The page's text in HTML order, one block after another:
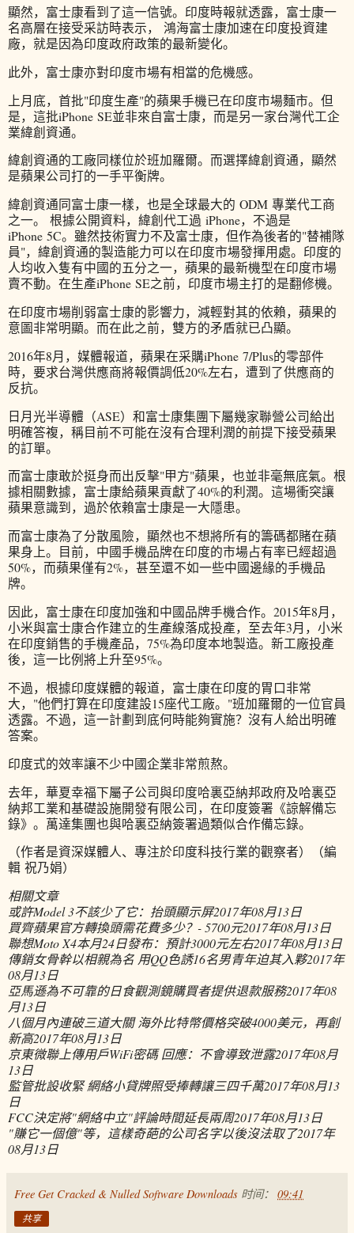
顯然，富士康看到了這一信號。印度時報就透露，富士康一
名高層在接受采訪時表示， 鴻海富士康加速在印度投資建
廠，就是因為印度政府政策的最新變化。
此外，富士康亦對印度市場有相當的危機感。
上月底，首批"印度生產"的蘋果手機已在印度市場麵市。但
是，這批iPhone SE並非來自富士康，而是另一家台灣代工企
業緯創資通。
緯創資通的工廠同樣位於班加羅爾。而選擇緯創資通，顯然
是蘋果公司打的一手平衡牌。
緯創資通同富士康一樣，也是全球最大的 ODM 專業代工商
之一。 根據公開資料，緯創代工過 iPhone，不過是
iPhone 5C。雖然技術實力不及富士康，但作為後者的"替補隊
員"，緯創資通的製造能力可以在印度市場發揮用處。印度的
人均收入隻有中國的五分之一，蘋果的最新機型在印度市場
賣不動。在生產iPhone SE之前，印度市場主打的是翻修機。
在印度市場削弱富士康的影響力，減輕對其的依賴，蘋果的
意圖非常明顯。而在此之前，雙方的矛盾就已凸顯。
2016年8月，媒體報道，蘋果在采購iPhone 7/Plus的零部件
時，要求台灣供應商將報價調低20%左右，遭到了供應商的
反抗。
日月光半導體（ASE）和富士康集團下屬幾家聯營公司給出
明確答複，稱目前不可能在沒有合理利潤的前提下接受蘋果
的訂單。
而富士康敢於挺身而出反擊"甲方"蘋果，也並非毫無底氣。根
據相關數據，富士康給蘋果貢獻了40%的利潤。這場衝突讓
蘋果意識到，過於依賴富士康是一大隱患。
而富士康為了分散風險，顯然也不想將所有的籌碼都賭在蘋
果身上。目前，中國手機品牌在印度的市場占有率已經超過
50%，而蘋果僅有2%，甚至還不如一些中國邊緣的手機品
牌。
因此，富士康在印度加強和中國品牌手機合作。2015年8月，
小米與富士康合作建立的生產線落成投產，至去年3月，小米
在印度銷售的手機產品，75%為印度本地製造。新工廠投產
後，這一比例將上升至95%。
不過，根據印度媒體的報道，富士康在印度的胃口非常
大，"他們打算在印度建設15座代工廠。"班加羅爾的一位官員
透露。不過，這一計劃到底何時能夠實施？沒有人給出明確
答案。
印度式的效率讓不少中國企業非常煎熬。
去年，華夏幸福下屬子公司與印度哈裏亞納邦政府及哈裏亞
納邦工業和基礎設施開發有限公司，在印度簽署《諒解備忘
錄》。萬達集團也與哈裏亞納簽署過類似合作備忘錄。
（作者是資深媒體人、專注於印度科技行業的觀察者）（編
輯 祝乃娟）
相關文章
或許Model 3不該少了它：抬頭顯示屏2017年08月13日
買齊蘋果官方轉換頭需花費多少？- 5700元2017年08月13日
聯想Moto X4本月24日發布：預計3000元左右2017年08月13日
傳銷女骨幹以相親為名 用QQ色誘16名男青年迫其入夥2017年
08月13日
亞馬遜為不可靠的日食觀測鏡購買者提供退款服務2017年08
月13日
八個月內連破三道大關 海外比特幣價格突破4000美元，再創
新高2017年08月13日
京東微聯上傳用戶WiFi密碼 回應：不會導致泄露2017年08月
13日
監管批設收緊 網絡小貸牌照受捧轉讓三四千萬2017年08月13
日
FCC決定將"網絡中立"評論時間延長兩周2017年08月13日
"賺它一個億"等，這樣奇葩的公司名字以後沒法取了2017年
08月13日
Free Get Cracked & Nulled Software Downloads 时间： 09:41
共享